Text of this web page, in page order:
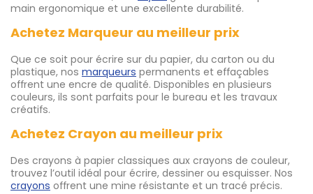
main ergonomique et une excellente durabilité.
Achetez Marqueur au meilleur prix
Que ce soit pour écrire sur du papier, du carton ou du
plastique, nos marqueurs permanents et effaçables
offrent une encre de qualité. Disponibles en plusieurs
couleurs, ils sont parfaits pour le bureau et les travaux
créatifs.
Achetez Crayon au meilleur prix
Des crayons à papier classiques aux crayons de couleur,
trouvez l’outil idéal pour écrire, dessiner ou esquisser. Nos
crayons offrent une mine résistante et un tracé précis.